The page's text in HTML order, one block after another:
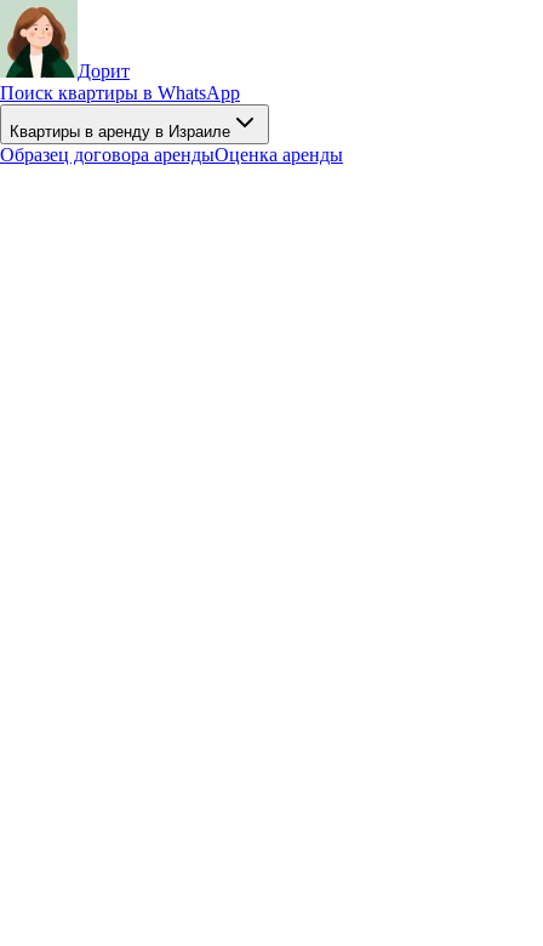
Дорит
Поиск квартиры в WhatsApp
Квартиры в аренду в Израиле
Образец договора арендыОценка аренды